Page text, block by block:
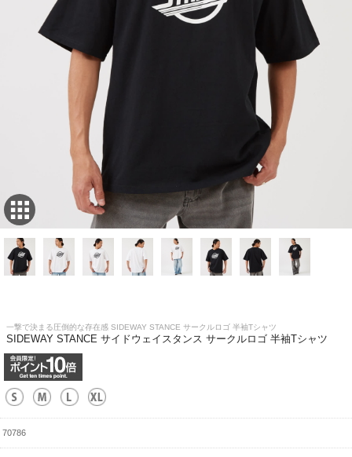
一撃で決まる圧倒的な存在感 SIDEWAY STANCE サークルロゴ 半袖Tシャツ
SIDEWAY STANCE サイドウェイスタンス サークルロゴ 半袖Tシャツ
70786